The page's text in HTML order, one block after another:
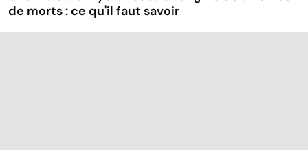
de morts : ce qu'il faut savoir